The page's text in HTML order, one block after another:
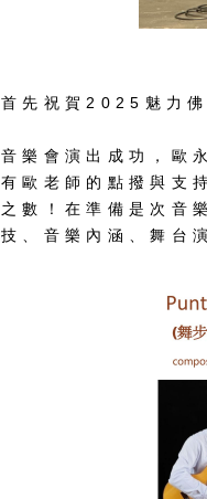
首先祝賀 2025 魅力
音樂會演出成功，歐
有歐老師的點撥與支
之數！在準備是次音
技、音樂內涵、舞台